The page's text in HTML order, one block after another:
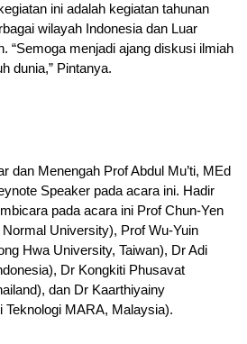
ini adalah kegiatan tahunan
wilayah Indonesia dan Luar
“Semoga menjadi ajang diskusi ilmiah
dunia,” Pintanya.
dan Menengah Prof Abdul Mu’ti, MEd
Speaker pada acara ini. Hadir
pada acara ini Prof Chun-Yen
University), Prof Wu-Yuin
Hwa University, Taiwan), Dr Adi
Dr Kongkiti Phusavat
dan Dr Kaarthiyainy
MARA, Malaysia).